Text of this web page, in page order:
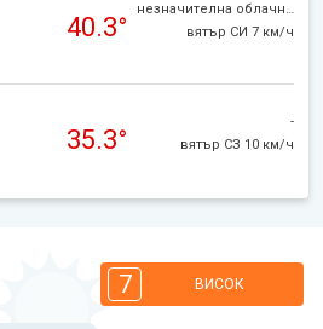
40.3°
незначителна облачност
вятър СИ 7 км/ч
35.3°
-
вятър СЗ 10 км/ч
7 ВИСОК